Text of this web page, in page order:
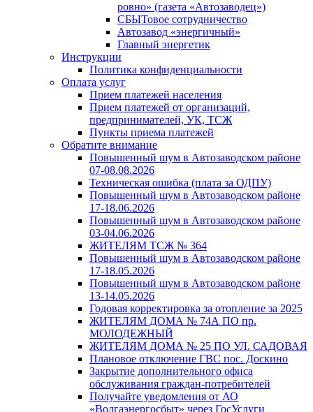
ровно» (газета «Автозаводец»)
СБЫТовое сотрудничество
Автозавод «энергичный»
Главный энергетик
Инструкции
Политика конфиденциальности
Оплата услуг
Прием платежей населения
Прием платежей от организаций,
предпринимателей, УК, ТСЖ
Пункты приема платежей
Обратите внимание
Повышенный шум в Автозаводском районе
07-08.08.2026
Техническая ошибка (плата за ОДПУ)
Повышенный шум в Автозаводском районе
17-18.06.2026
Повышенный шум в Автозаводском районе
03-04.06.2026
ЖИТЕЛЯМ ТСЖ № 364
Повышенный шум в Автозаводском районе
17-18.05.2026
Повышенный шум в Автозаводском районе
13-14.05.2026
Годовая корректировка за отопление за 2025
ЖИТЕЛЯМ ДОМА № 74А ПО пр.
МОЛОДЕЖНЫЙ
ЖИТЕЛЯМ ДОМА № 25 ПО УЛ. САДОВАЯ
Плановое отключение ГВС пос. Доскино
Закрытие дополнительного офиса
обслуживания граждан-потребителей
Получайте уведомления от АО
«Волгаэнергосбыт» через ГосУслуги